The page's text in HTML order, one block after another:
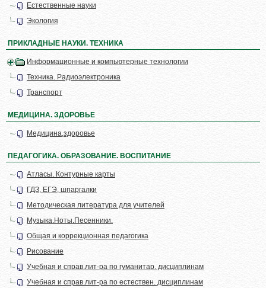
Естественные науки
Экология
ПРИКЛАДНЫЕ НАУКИ. ТЕХНИКА
Информационные и компьютерные технологии
Техника. Радиоэлектроника
Транспорт
МЕДИЦИНА. ЗДОРОВЬЕ
Медицина,здоровье
ПЕДАГОГИКА. ОБРАЗОВАНИЕ. ВОСПИТАНИЕ
Атласы. Контурные карты
ГДЗ, ЕГЭ, шпаргалки
Методическая литература для учителей
Музыка.Ноты.Песенники.
Общая и коррекционная педагогика
Рисование
Учебная и справ.лит-ра по гуманитар. дисциплинам
Учебная и справ.лит-ра по естествен. дисциплинам